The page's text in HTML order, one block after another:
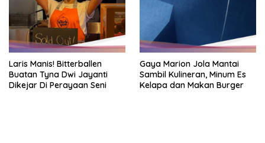
Laris Manis! Bitterballen
Buatan Tyna Dwi Jayanti
Dikejar Di Perayaan Seni
Gaya Marion Jola Mantai
Sambil Kulineran, Minum Es
Kelapa dan Makan Burger